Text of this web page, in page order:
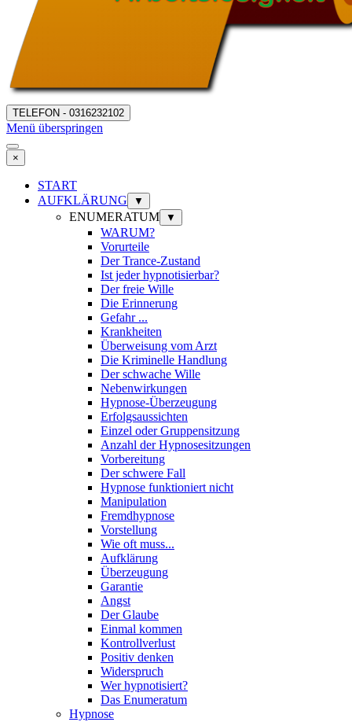
TELEFON - 0316232102
Menü überspringen
×
START
AUFKLÄRUNG
▼
ENUMERATUM ▼
WARUM?
Vorurteile
Der Trance-Zustand
Ist jeder hypnotisierbar?
Der freie Wille
Die Erinnerung
Gefahr ...
Krankheiten
Überweisung vom Arzt
Die Kriminelle Handlung
Der schwache Wille
Nebenwirkungen
Hypnose-Überzeugung
Erfolgsaussichten
Einzel oder Gruppensitzung
Anzahl der Hypnosesitzungen
Vorbereitung
Der schwere Fall
Hypnose funktioniert nicht
Manipulation
Fremdhypnose
Vorstellung
Wie oft muss...
Aufklärung
Überzeugung
Garantie
Angst
Der Glaube
Einmal kommen
Kontrollverlust
Positiv denken
Widerspruch
Wer hypnotisiert?
Das Enumeratum
Hypnose